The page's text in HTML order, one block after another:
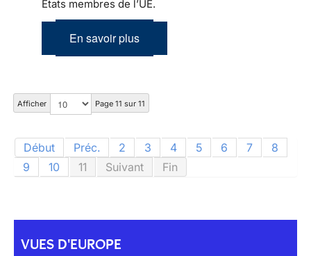
États membres de l’UE.
En savoir plus
Afficher Page 11 sur 11
Début Préc. 2 3 4 5 6 7
8
9
10 11 Suivant Fin
VUES D'EUROPE